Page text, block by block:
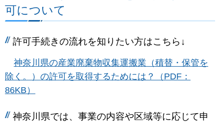
可について
許可手続きの流れを知りたい方はこちら↓
神奈川県の産業廃棄物収集運搬業（積替・保管を
除く。）の許可を取得するためには？（PDF：
86KB）
神奈川県では、事業の内容や区域等に応じて申